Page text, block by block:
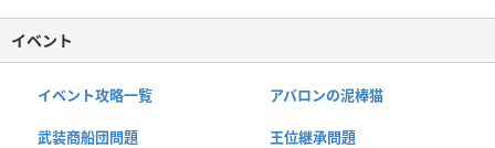
イベント
イベント攻略一覧 アバロンの泥棒猫
武装商船団問題 王位継承問題